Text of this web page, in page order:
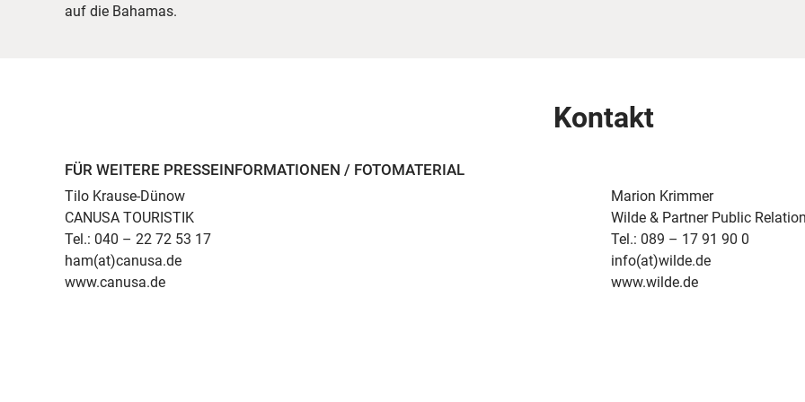
auf die Bahamas.
Kontakt
FÜR WEITERE PRESSEINFORMATIONEN / FOTOMATERIAL
Tilo Krause-Dünow
CANUSA TOURISTIK
Tel.: 040 – 22 72 53 17
ham(at)canusa.de
www.canusa.de
Marion Krimmer
Wilde & Partner Public
Tel.: 089 – 17 91 90 0
info(at)wilde.de
www.wilde.de